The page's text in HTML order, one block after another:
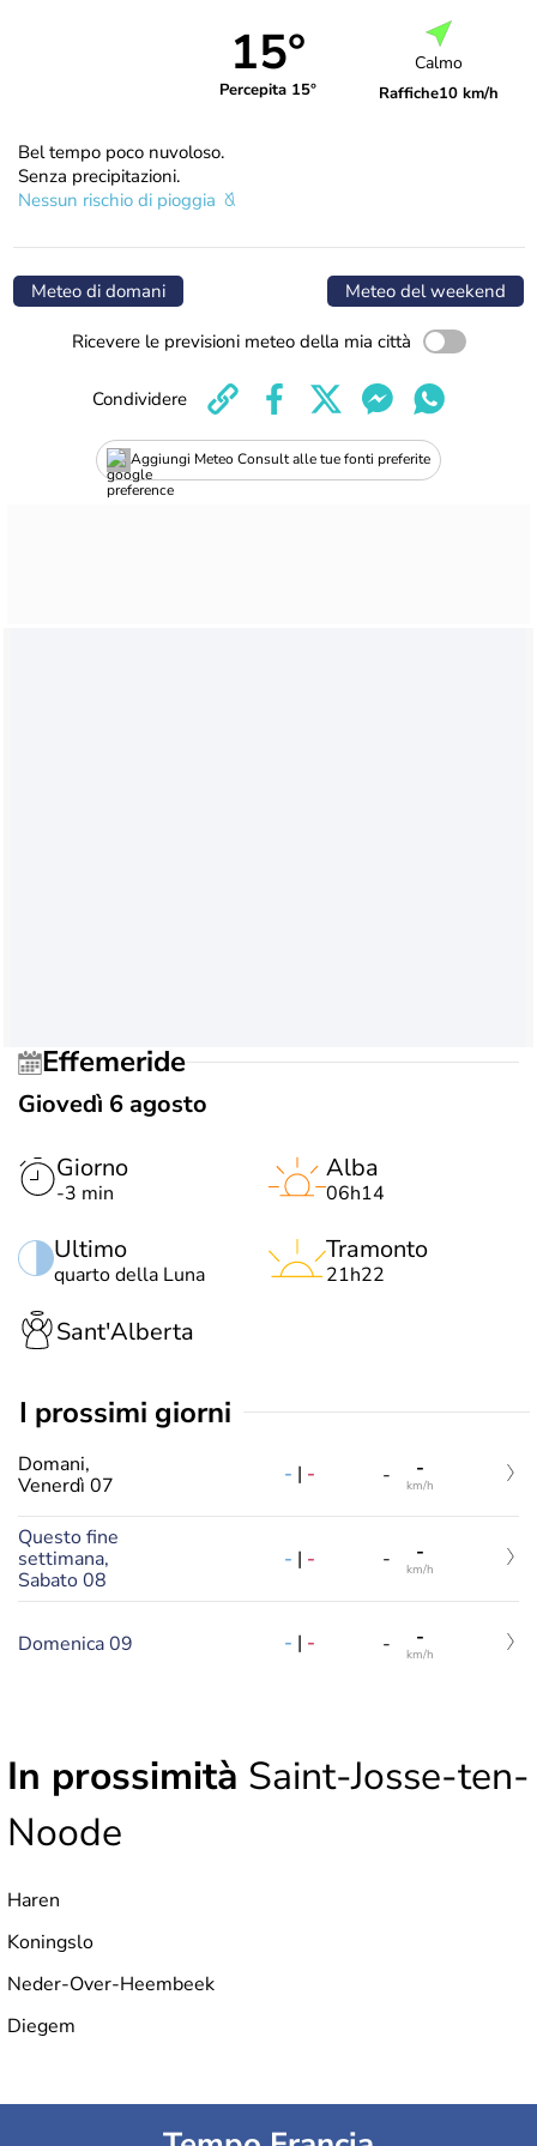
15°
Percepita 15°
Calmo
Raffiche10 km/h
Bel tempo poco nuvoloso.
Senza precipitazioni.
Nessun rischio di pioggia
Meteo di domani Meteo del weekend
Ricevere le previsioni meteo della mia città
Aggiungi Meteo Consult alle tue fonti preferite
Condividere
Effemeride
Giovedì 6 agosto
Giorno
-3 min
Ultimo
quarto della Luna
Alba
06h14
Tramonto
21h22
Sant'Alberta
i prossimi giorni
Domani,
Venerdì 07
- | - - -
km/h
Questo fine
settimana,
Sabato 08
- | - - -
km/h
Domenica 09 - | - - -
km/h
In prossimità Saint-Josse-ten-
Noode
Haren
Koningslo
Neder-Over-Heembeek
Diegem